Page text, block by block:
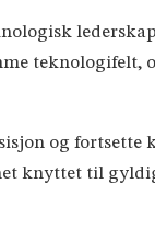
teknologifelt,
og fortsette
knyttet til